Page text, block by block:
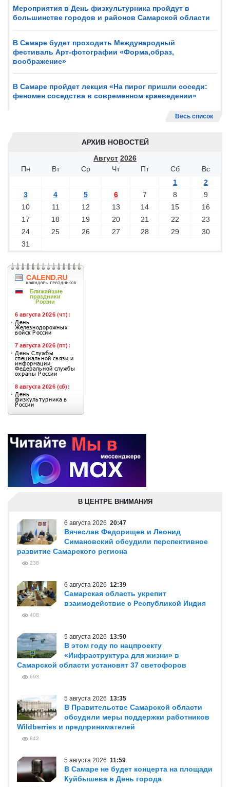
Мероприятия в День физкультурника пройдут в
большинстве городов и районов Самарской области
В Самаре будет проходить Международный
фестиваль Арт-фотографии «Форма,образ,
воображение»
В Самаре пройдет лекция «На пирог пришли соседи:
феномен соседства в современном краеведении»
Весь список
АРХИВ НОВОСТЕЙ
Август 2026
Пн
Вт Ср Чт Пт Сб
Вс
1
2
3
4 5 6 7 8
9
10
11 12 13 14 15
16
17
18 19 20 21 22
23
24
25 26 27 28 29
30
31
В ЦЕНТРЕ ВНИМАНИЯ
6 августа 2026 20:47
Вячеслав Федорищев и Леонид
Симановский обсудили перспективное
развитие Самарского региона
238
6 августа 2026 12:39
Самарская область укрепит
взаимодействие с Республикой Индия
408
5 августа 2026 13:50
В этом году по нацпроекту
«Инфраструктура для жизни» в
Самарской области установят 37 светофоров
693
5 августа 2026 13:35
В Правительстве Самарской области
обсудили меры поддержки работников
Wildberries и предпринимателей
842
5 августа 2026 11:59
В Самаре не будет концерта на площади
Куйбышева в День города